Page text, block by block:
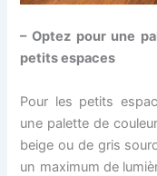
– Optez pour une
petits espaces
Pour les petits
une palette de
beige ou de gris
un maximum de